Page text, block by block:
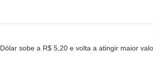
Dólar sobe a R$ 5,20 e volta a atingir maior